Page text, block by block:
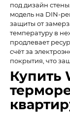
под дизайн
модель на DIN-
защиты от
температуру в
продлевает
счёт за
покрытия, что
Купить